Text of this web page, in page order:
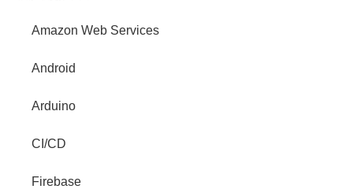
Amazon Web Services
Android
Arduino
CI/CD
Firebase